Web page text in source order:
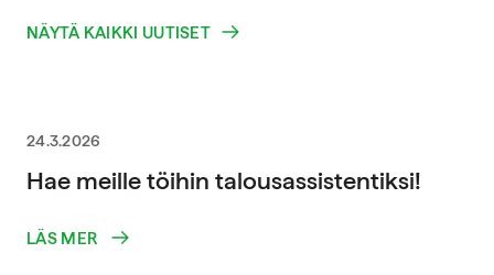
NÄYTÄ KAIKKI UUTISET
24.3.2026
Hae meille töihin talousassistentiksi!
LÄS MER